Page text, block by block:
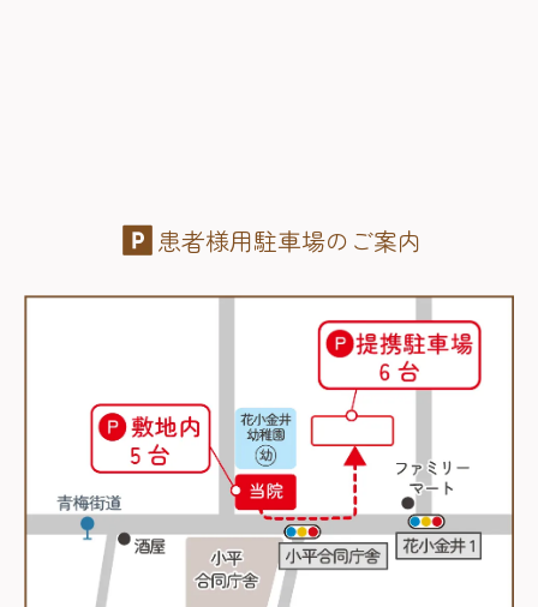
患者様用駐車場のご案内